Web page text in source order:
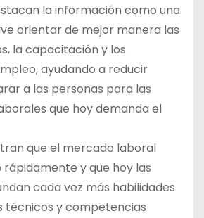
la información como una
orientar de mejor manera las
la capacitación y los
ayudando a reducir
a las personas para las
que hoy demanda el
que el mercado laboral
y que hoy las
cada vez más habilidades
técnicos y competencias